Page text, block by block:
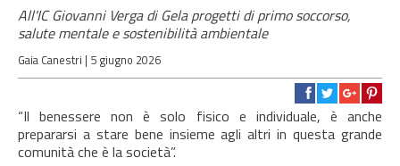
All'IC Giovanni Verga di Gela progetti di primo soccorso,
salute mentale e sostenibilità ambientale
Gaia Canestri | 5 giugno 2026
“Il benessere non è solo fisico e individuale, è anche
prepararsi a stare bene insieme agli altri in questa grande
comunità che è la società”.